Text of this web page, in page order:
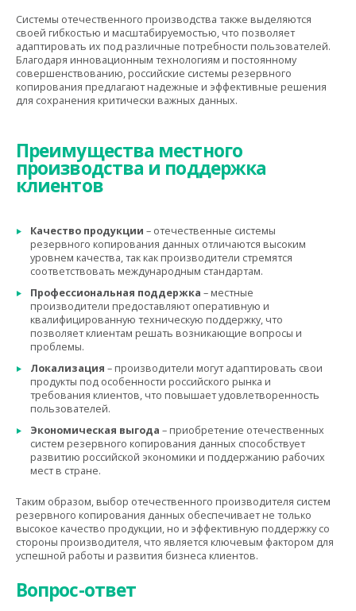
Системы отечественного производства также выделяются
своей гибкостью и масштабируемостью, что позволяет
адаптировать их под различные потребности пользователей.
Благодаря инновационным технологиям и постоянному
совершенствованию, российские системы резервного
копирования предлагают надежные и эффективные решения
для сохранения критически важных данных.
Преимущества местного
производства и поддержка
клиентов
Качество продукции – отечественные системы
резервного копирования данных отличаются высоким
уровнем качества, так как производители стремятся
соответствовать международным стандартам.
Профессиональная поддержка – местные
производители предоставляют оперативную и
квалифицированную техническую поддержку, что
позволяет клиентам решать возникающие вопросы и
проблемы.
Локализация – производители могут адаптировать свои
продукты под особенности российского рынка и
требования клиентов, что повышает удовлетворенность
пользователей.
Экономическая выгода – приобретение отечественных
систем резервного копирования данных способствует
развитию российской экономики и поддержанию рабочих
мест в стране.
Таким образом, выбор отечественного производителя систем
резервного копирования данных обеспечивает не только
высокое качество продукции, но и эффективную поддержку со
стороны производителя, что является ключевым фактором для
успешной работы и развития бизнеса клиентов.
Вопрос-ответ